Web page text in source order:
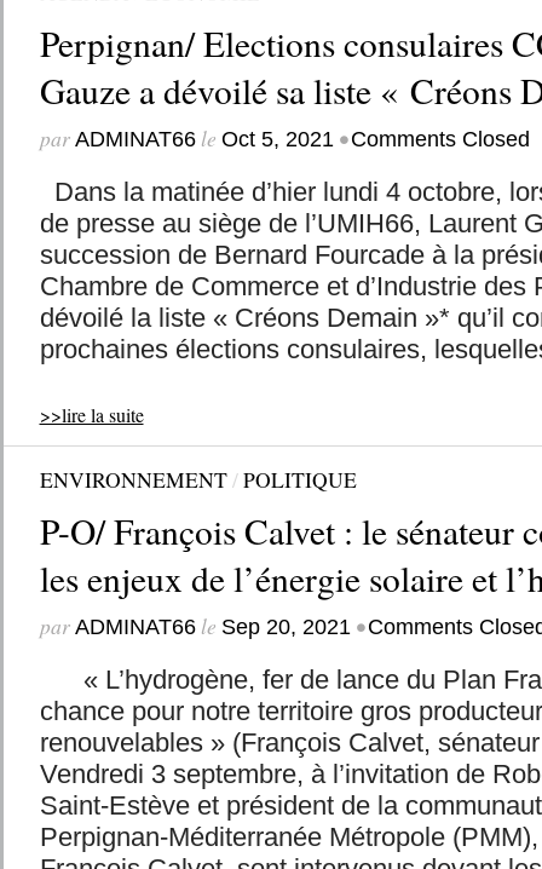
Perpignan/ Elections consulaires
Gauze a dévoilé sa liste « Créons
par ADMINAT66le Oct 5, 2021 •Comments Closed
Dans la matinée d’hier lundi 4 octobre,
de presse au siège de l’UMIH66, Laurent
succession de Bernard Fourcade à la
Chambre de Commerce et d’Industrie des
dévoilé la liste « Créons Demain »* qu’il
prochaines élections consulaires,
>>lire la suite
ENVIRONNEMENT/POLITIQUE
P-O/ François Calvet : le sénateur
les enjeux de l’énergie solaire et
par ADMINAT66le Sep 20, 2021 •Comments
« L’hydrogène, fer de lance du Plan
chance pour notre territoire gros
renouvelables » (François Calvet,
Vendredi 3 septembre, à l’invitation de
Saint-Estève et président de la
Perpignan-Méditerranée Métropole